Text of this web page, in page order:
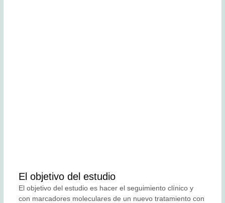
El objetivo del estudio
El objetivo del estudio es hacer el seguimiento clínico y
con marcadores moleculares de un nuevo tratamiento con